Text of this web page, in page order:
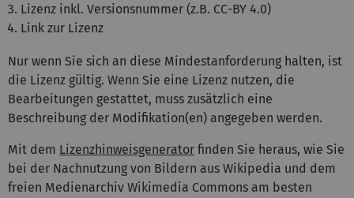
Lizenz inkl. Versionsnummer (z.B. CC-BY 4.0)
Link zur Lizenz
Nur wenn Sie sich an diese Mindestanforderung halten, ist
die Lizenz gültig. Wenn Sie eine Lizenz nutzen, die
Bearbeitungen gestattet, muss zusätzlich eine
Beschreibung der Modifikation(en) angegeben werden.
Mit dem Lizenzhinweisgenerator finden Sie heraus, wie Sie
bei der Nachnutzung von Bildern aus Wikipedia und dem
freien Medienarchiv Wikimedia Commons am besten